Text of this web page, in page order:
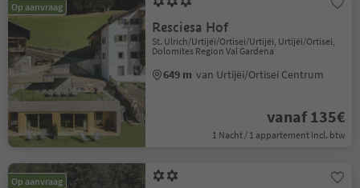
Op aanvraag
Resciesa Hof
St. Ulrich/Urtijëi/Ortisei/Urtijëi, Urtijëi/Ortisei,
Dolomites Region Val Gardena
649 m van Urtijëi/Ortisei Centrum
vanaf 135€
1 Nacht / 1 appartement Incl. btw
Op aanvraag